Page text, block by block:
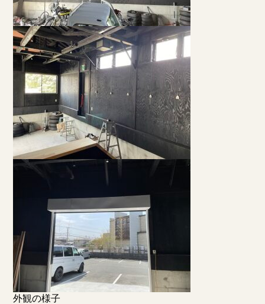
外観の様子